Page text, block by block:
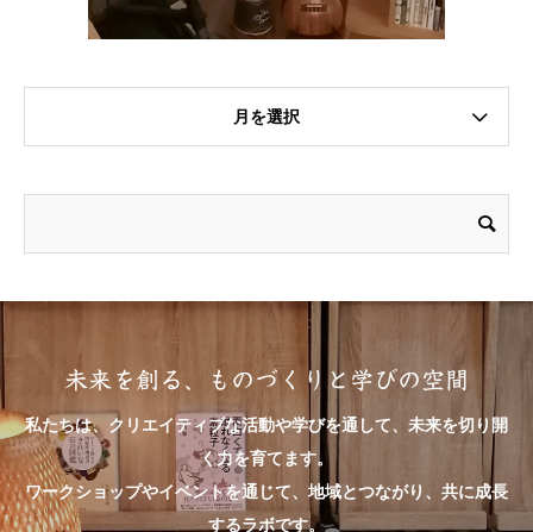
月を選択
未来を創る、ものづくりと学びの空間
私たちは、クリエイティブな活動や学びを通して、未来を切り開
く力を育てます。
ワークショップやイベントを通じて、地域とつながり、共に成長
するラボです。